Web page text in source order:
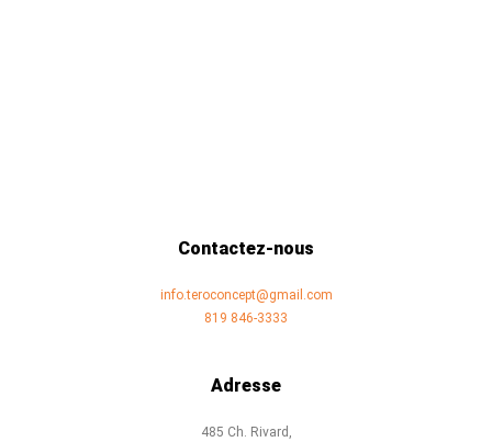
Contactez-nous
info.teroconcept@gmail.com
819 846-3333
Adresse
485 Ch. Rivard,